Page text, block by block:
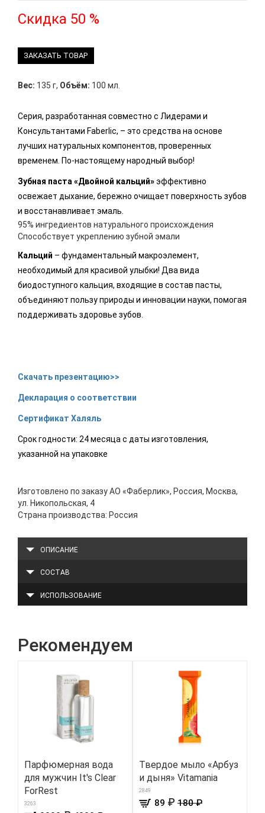
Скидка 50 %
ЗАКАЗАТЬ ТОВАР
Вес: 135 г, Объём: 100 мл.
Серия, разработанная совместно с Лидерами и
Консультантами Faberlic, – это средства на основе
лучших натуральных компонентов, проверенных
временем. По-настоящему народный выбор!
Зубная паста «Двойной кальций»эффективно
освежает дыхание, бережно очищает поверхность зубов
и восстанавливает эмаль.
95% ингредиентов натурального происхождения
Способствует укреплению зубной эмали
Кальций – фундаментальный макроэлемент,
необходимый для красивой улыбки! Два вида
биодоступного кальция, входящие в состав пасты,
объединяют пользу природы и инновации науки, помогая
поддерживать здоровье зубов.
Скачать презентацию>>
Декларация о соответствии
Сертификат Халяль
Срок годности: 24 месяца с даты изготовления,
указанной на упаковке
Изготовлено по заказу АО «Фаберлик», Россия, Москва,
ул. Никопольская, 4
Страна производства: Россия
ОПИСАНИЕ
СОСТАВ
ИСПОЛЬЗОВАНИЕ
Рекомендуем
Парфюмерная вода
для мужчин It's Clear
ForRest
3263
Твердое мыло «Арбуз
и дыня» Vitamania
2849
89 ₽ 180 ₽